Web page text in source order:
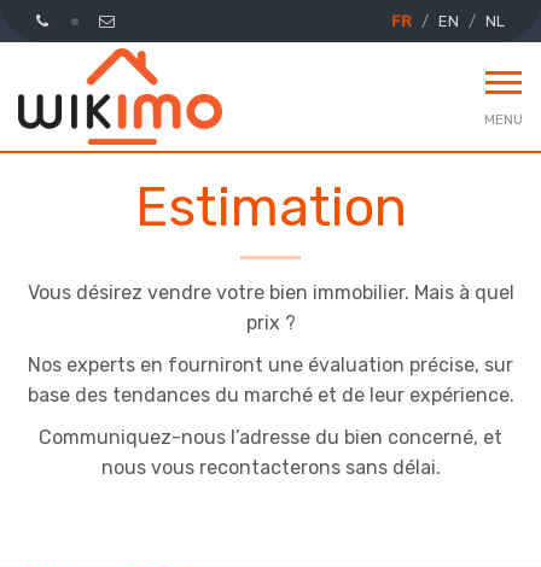
FR EN NL
MENU
Estimation
Vous désirez vendre votre bien immobilier. Mais à quel
prix ?
Nos experts en fourniront une évaluation précise, sur
base des tendances du marché et de leur expérience.
Communiquez-nous l’adresse du bien concerné, et
nous vous recontacterons sans délai.